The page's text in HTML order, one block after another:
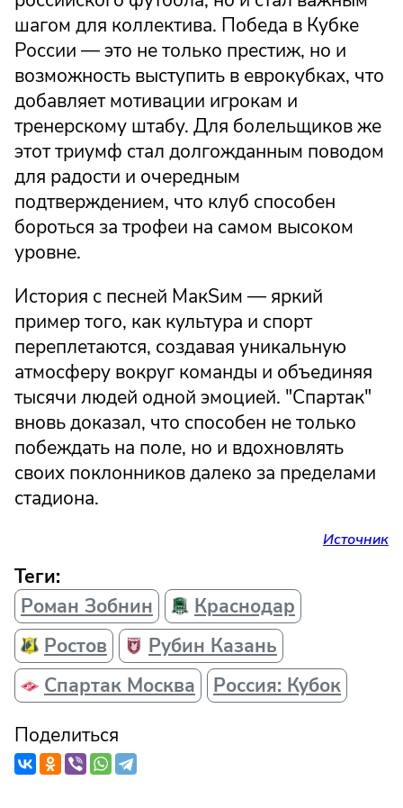
шагом для коллектива. Победа в Кубке
России — это не только престиж, но и
возможность выступить в еврокубках, что
добавляет мотивации игрокам и
тренерскому штабу. Для болельщиков же
этот триумф стал долгожданным поводом
для радости и очередным
подтверждением, что клуб способен
бороться за трофеи на самом высоком
уровне.
История с песней МакSим — яркий
пример того, как культура и спорт
переплетаются, создавая уникальную
атмосферу вокруг команды и объединяя
тысячи людей одной эмоцией. "Спартак"
вновь доказал, что способен не только
побеждать на поле, но и вдохновлять
своих поклонников далеко за пределами
стадиона.
Источник
Теги:
Роман Зобнин
Краснодар
Ростов
Рубин Казань
Спартак Москва
Россия: Кубок
Поделиться